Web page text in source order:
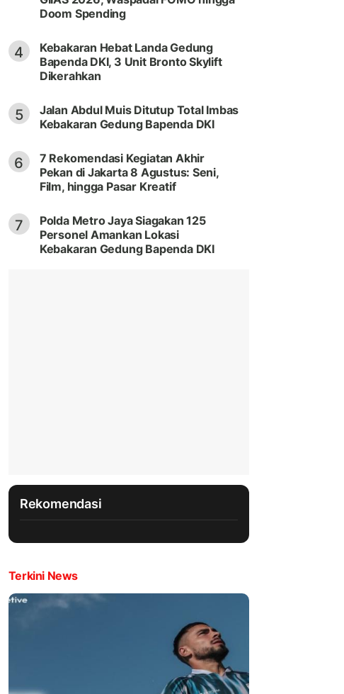
Doom Spending
4
Kebakaran Hebat Landa Gedung
Bapenda DKI, 3 Unit Bronto Skylift
Dikerahkan
5
Jalan Abdul Muis Ditutup Total Imbas
Kebakaran Gedung Bapenda DKI
6
7 Rekomendasi Kegiatan Akhir
Pekan di Jakarta 8 Agustus: Seni,
Film, hingga Pasar Kreatif
7
Polda Metro Jaya Siagakan 125
Personel Amankan Lokasi
Kebakaran Gedung Bapenda DKI
Rekomendasi
Terkini News